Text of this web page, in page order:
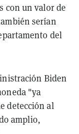
con un valor de
serían
del
Biden
"ya
detección al
amplio,